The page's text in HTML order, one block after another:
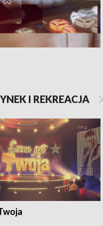
I REKREACJA